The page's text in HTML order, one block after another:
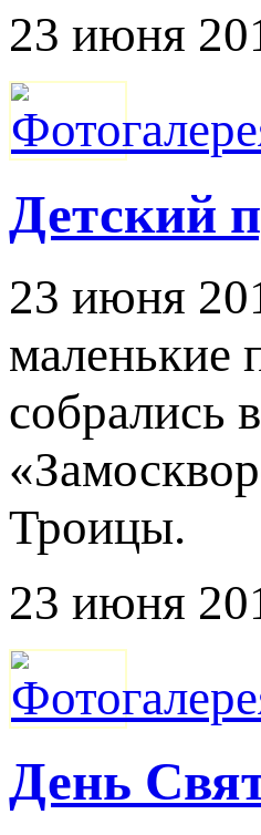
23 июня
Детский
23 июня
маленькие
собрались
Троицы.
23 июня
День